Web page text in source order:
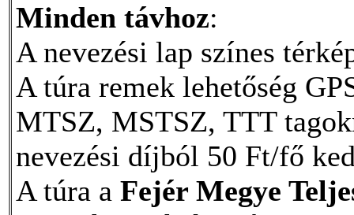
Minden távhoz:
A nevezési lap színes
A túra remek lehetőség
MTSZ, MSTSZ, TTT
nevezési díjból 50 Ft/fő
A túra a Fejér Megye